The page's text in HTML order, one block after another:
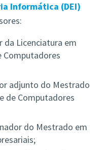
Informática (DEI)
da Licenciatura em
Computadores
adjunto do Mestrado
de Computadores
do Mestrado em